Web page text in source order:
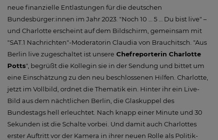
neue finanzielle Entlastungen für die deutschen
Bundesbürger:innen im Jahr 2023. "Noch 10 … 5 … Du bist live" –
und Charlotte erscheint auf dem Bildschirm, gemeinsam mit
"SAT.1 Nachrichten"-Moderatorin Claudia von Brauchitsch. "Aus
Berlin live zugeschaltet ist unsere Chefreporterin Charlotte
Potts", begrüßt die Kollegin sie in der Sendung und bittet um
eine Einschätzung zu den neu beschlossenen Hilfen. Charlotte,
jetzt im Vollbild, ordnet die Thematik ein. Hinter ihr ein Live-
Bild aus dem nächtlichen Berlin, die Glaskuppel des
Bundestags hell erleuchtet. Nach knapp einer Minute und 30
Sekunden ist die Schalte vorbei. Und damit auch Charlottes
erster Auftritt vor der Kamera in ihrer neuen Rolle als Politik-